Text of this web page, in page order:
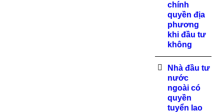
chính
quyền địa
phương
khi đầu tư
không
Nhà đầu tư
nước
ngoài có
quyền
tuyển lao